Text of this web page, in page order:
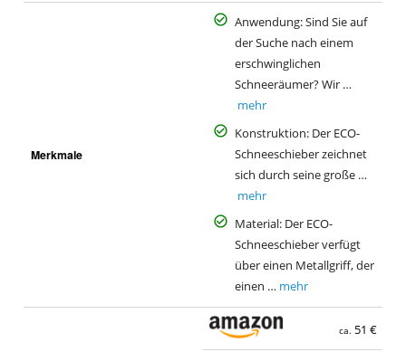
Merkmale
Anwendung: Sind Sie auf
der Suche nach einem
erschwinglichen
Schneeräumer? Wir …
mehr
Konstruktion: Der ECO-
Schneeschieber zeichnet
sich durch seine große …
mehr
Material: Der ECO-
Schneeschieber verfügt
über einen Metallgriff, der
einen … mehr
ca. 51 €